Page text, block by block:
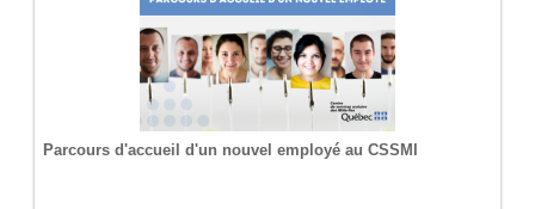
Parcours d'accueil d'un nouvel employé au CSSMI